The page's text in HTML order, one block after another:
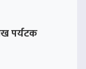
पर्यटक